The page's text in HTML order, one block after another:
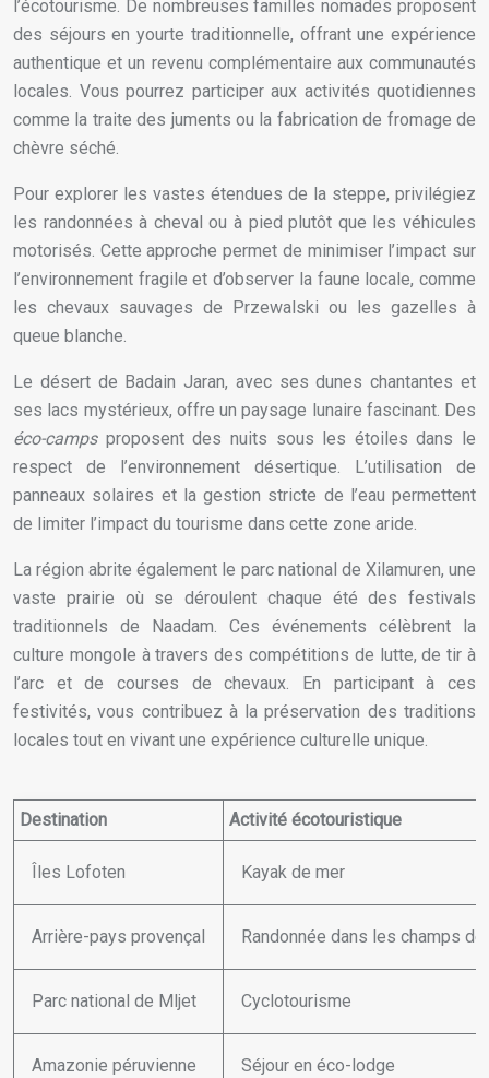
l’écotourisme. De nombreuses familles nomades proposent
des séjours en yourte traditionnelle, offrant une expérience
authentique et un revenu complémentaire aux communautés
locales. Vous pourrez participer aux activités quotidiennes
comme la traite des juments ou la fabrication de fromage de
chèvre séché.
Pour explorer les vastes étendues de la steppe, privilégiez
les randonnées à cheval ou à pied plutôt que les véhicules
motorisés. Cette approche permet de minimiser l’impact sur
l’environnement fragile et d’observer la faune locale, comme
les chevaux sauvages de Przewalski ou les gazelles à
queue blanche.
Le désert de Badain Jaran, avec ses dunes chantantes et
ses lacs mystérieux, offre un paysage lunaire fascinant. Des
éco-camps proposent des nuits sous les étoiles dans le
respect de l’environnement désertique. L’utilisation de
panneaux solaires et la gestion stricte de l’eau permettent
de limiter l’impact du tourisme dans cette zone aride.
La région abrite également le parc national de Xilamuren, une
vaste prairie où se déroulent chaque été des festivals
traditionnels de Naadam. Ces événements célèbrent la
culture mongole à travers des compétitions de lutte, de tir à
l’arc et de courses de chevaux. En participant à ces
festivités, vous contribuez à la préservation des traditions
locales tout en vivant une expérience culturelle unique.
Destination Activité écotouristique
Îles Lofoten Kayak de mer
Arrière-pays provençal Randonnée dans les champs
Parc national de Mljet Cyclotourisme
Amazonie péruvienne Séjour en éco-lodge